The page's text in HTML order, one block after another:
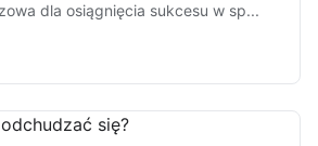
dla osiągnięcia sukcesu w sp...